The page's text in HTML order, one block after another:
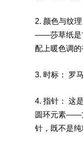
2. 颜色与纹
——莎草纸是
配上暖色调的
3. 时标： 罗
4. 指针： 这
圆环元素——
针，既不是纯